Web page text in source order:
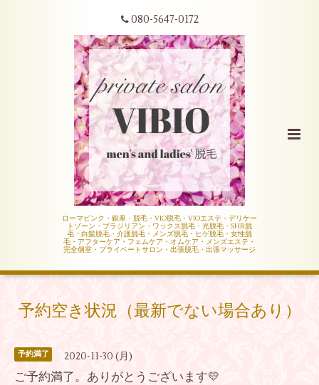
080-5647-0172
ローマピンク・銀座・脱毛・VIO脱毛・VIOエステ・デリケー
トゾーン・ブラジリアン・ワックス脱毛・光脱毛・SHR脱
毛・白髪脱毛・介護脱毛・メンズ脱毛・ヒゲ脱毛・女性脱
毛・アフターケア・フェムケア・オムケア・メンズエステ・
完全個室・プライベートサロン・出張脱毛・出張マッサージ
予約空き状況（最新でない場合あり）
予約満了 2020-11-30 (月)
ご予約満了。ありがとうございます💛